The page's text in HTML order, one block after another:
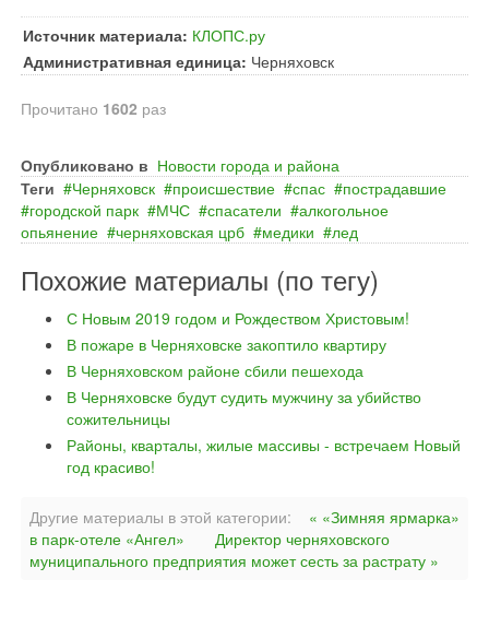
Источник материала: КЛОПС.ру
Административная единица: Черняховск
Прочитано 1602 раз
Опубликовано в Новости города и района
Теги
Черняховск происшествие спас
пострадавшие
городской парк
МЧС спасатели
алкогольное
опьянение
черняховская црб медики лед
Похожие материалы (по тегу)
С Новым 2019 годом и Рождеством Христовым!
В пожаре в Черняховске закоптило квартиру
В Черняховском районе сбили пешехода
В Черняховске будут судить мужчину за убийство
сожительницы
Районы, кварталы, жилые массивы - встречаем Новый
год красиво!
Другие материалы в этой категории:
« «Зимняя ярмарка»
в парк-отеле «Ангел»
Директор черняховского
муниципального предприятия может сесть за растрату »